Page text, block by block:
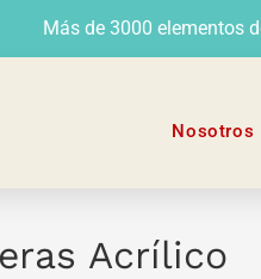
Más de 3000 elementos
Nosotros
Acrílico